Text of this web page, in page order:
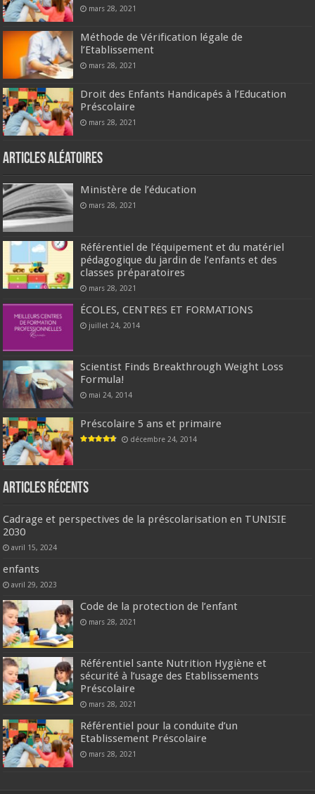
mars 28, 2021
Méthode de Vérification légale de
l’Etablissement
mars 28, 2021
Droit des Enfants Handicapés à l’Education
Préscolaire
mars 28, 2021
Articles aléatoires
Ministère de l’éducation
mars 28, 2021
Référentiel de l’équipement et du matériel
pédagogique du jardin de l’enfants et des
classes préparatoires
mars 28, 2021
ÉCOLES, CENTRES ET FORMATIONS
juillet 24, 2014
Scientist Finds Breakthrough Weight Loss
Formula!
mai 24, 2014
Préscolaire 5 ans et primaire
décembre 24, 2014
Articles récents
Cadrage et perspectives de la préscolarisation en TUNISIE
2030
avril 15, 2024
enfants
avril 29, 2023
Code de la protection de l’enfant
mars 28, 2021
Référentiel sante Nutrition Hygiène et
sécurité à l’usage des Etablissements
Préscolaire
mars 28, 2021
Référentiel pour la conduite d’un
Etablissement Préscolaire
mars 28, 2021